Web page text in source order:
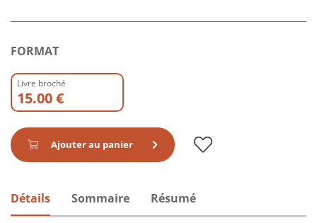
FORMAT
Livre broché
15.00 €
Ajouter au panier
Détails Sommaire Résumé